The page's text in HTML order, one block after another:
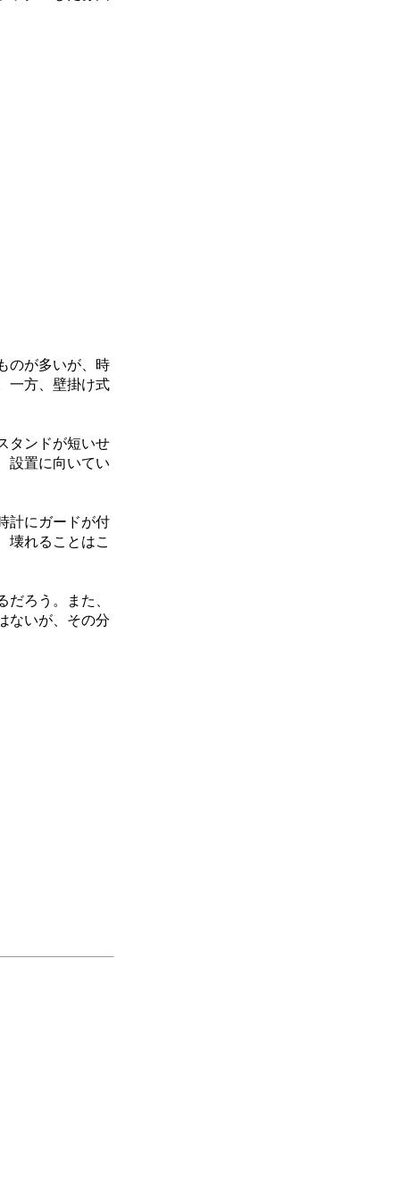
のが多いが、時
一方、壁掛け式
タンドが短いせ
設置に向いてい
計にガードが付
壊れることはこ
ろう。また、
ないが、その分